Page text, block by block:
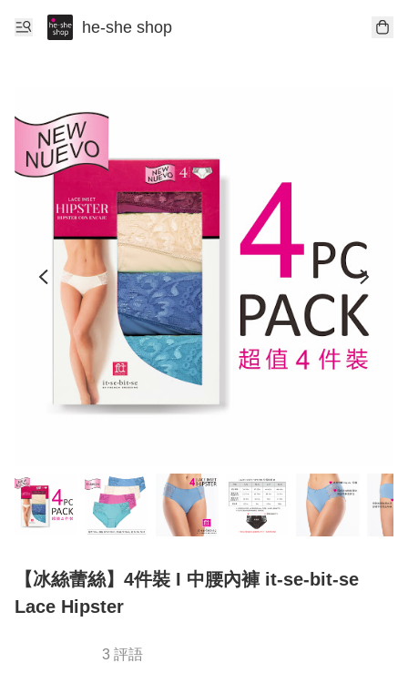
he-she shop
【冰絲蕾絲】4件裝 I 中腰內褲 it-se-bit-se
Lace Hipster
3 評語